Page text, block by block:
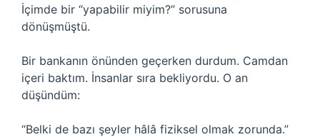
İçimde bir “yapabilir miyim?” sorusuna
dönüşmüştü.
Bir bankanın önünden geçerken durdum. Camdan
içeri baktım. İnsanlar sıra bekliyordu. O an
düşündüm:
“Belki de bazı şeyler hâlâ fiziksel olmak zorunda.”